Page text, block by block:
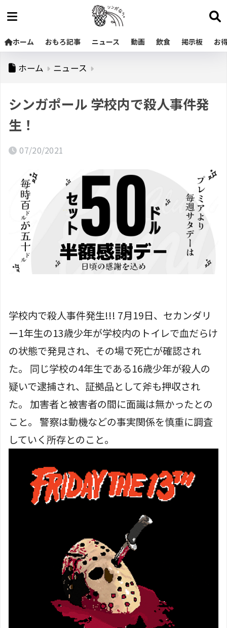
ホーム おもろ記事 ニュース 動画 飲食 掲示板 お
ホーム ニュース
シンガポール 学校内で殺人事件発
生！
07/20/2021
学校内で殺人事件発生!!! 7月19日、セカンダリ
ー1年生の13歳少年が学校内のトイレで血だらけ
の状態で発見され、その場で死亡が確認され
た。 同じ学校の4年生である16歳少年が殺人の
疑いで逮捕され、証拠品として斧も押収され
た。 加害者と被害者の間に面識は無かったとの
こと。 警察は動機などの事実関係を慎重に調査
していく所存とのこと。